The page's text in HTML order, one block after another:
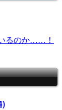
るのか……！